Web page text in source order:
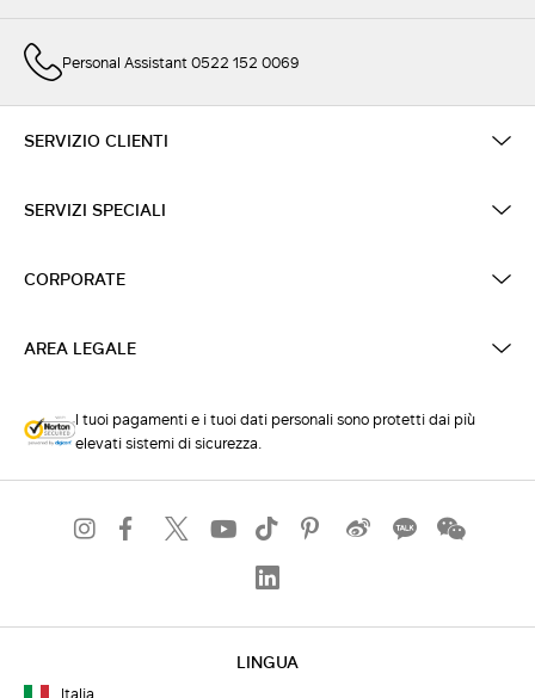
Personal Assistant 0522 152 0069
SERVIZIO CLIENTI
SERVIZI SPECIALI
CORPORATE
AREA LEGALE
I tuoi pagamenti e i tuoi dati personali sono protetti dai più
elevati sistemi di sicurezza.
LINGUA